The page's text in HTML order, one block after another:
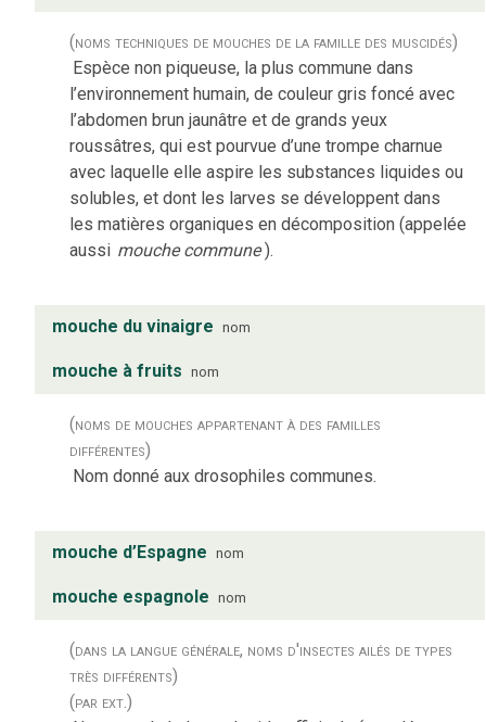
(noms techniques de mouches de la famille des muscidés)
Espèce non piqueuse, la plus commune dans
l’environnement humain, de couleur gris foncé avec
l’abdomen brun jaunâtre et de grands yeux
roussâtres, qui est pourvue d’une trompe charnue
avec laquelle elle aspire les substances liquides ou
solubles, et dont les larves se développent dans
les matières organiques en décomposition (appelée
aussi mouche commune).
mouche du vinaigre nom
mouche à fruits nom
(noms de mouches appartenant à des familles
différentes)
Nom donné aux drosophiles communes.
mouche d’Espagne nom
mouche espagnole nom
(dans la langue générale, noms d'insectes ailés de types
très différents)
(par ext.)